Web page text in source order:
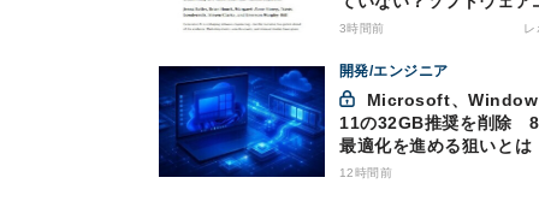
ジニアリングにおけるAI
3時間前 レ
開発/エンジニア
11の32GB推奨を削除
最適化を進める狙いとは
12時間前